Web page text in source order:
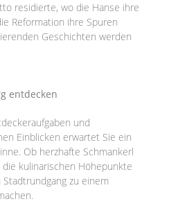
residierte, wo die Hanse ihre
Reformation ihre Spuren
Geschichten werden
entdecken
und
Einblicken erwartet Sie ein
Ob herzhafte Schmankerl
kulinarischen Höhepunkte
zu einem